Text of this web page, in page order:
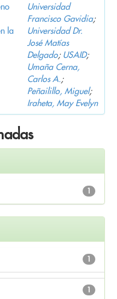
la
Universidad
Francisco Gavidia;
Universidad Dr.
José Matías
Delgado; USAID;
Umaña Cerna,
Carlos A.;
Peñailillo, Miguel;
Iraheta, May Evelyn
1
1
1